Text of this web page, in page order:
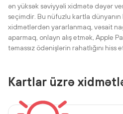
ən yüksək səviyyəli xidmətə dəyər
seçimdir. Bu nüfuzlu kartla
xidmətlərdən yararlanmaq, vəsait
aparmaq, onlayn alış etmək, Apple
təmassız ödənişlərin rahatlığını hiss
Kartlar üzrə